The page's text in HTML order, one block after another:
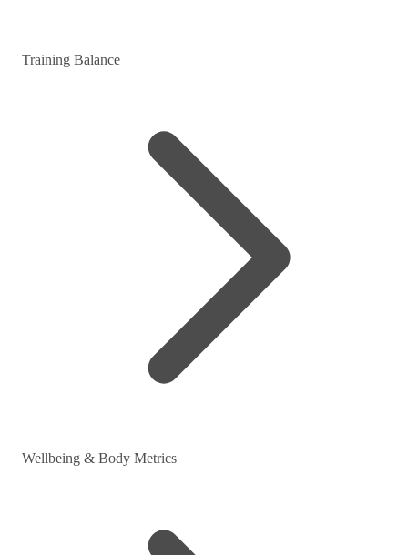
Training Balance
Wellbeing & Body Metrics